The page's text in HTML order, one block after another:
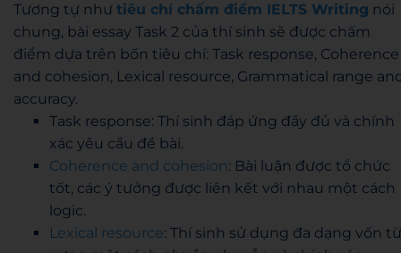
Tương tự như tiêu chí chấm điểm IELTS Writing nói
chung, bài essay Task 2 của thí sinh sẽ được chấm
điểm dựa trên bốn tiêu chí: Task response, Coherence
and cohesion, Lexical resource, Grammatical range
accuracy.
Task response: Thí sinh đáp ứng đầy đủ và chính
xác yêu cầu đề bài.
Coherence and cohesion: Bài luận được tổ chức
tốt, các ý tưởng được liên kết với nhau một cách
logic.
Lexical resource: Thí sinh sử dụng đa dạng vốn từ